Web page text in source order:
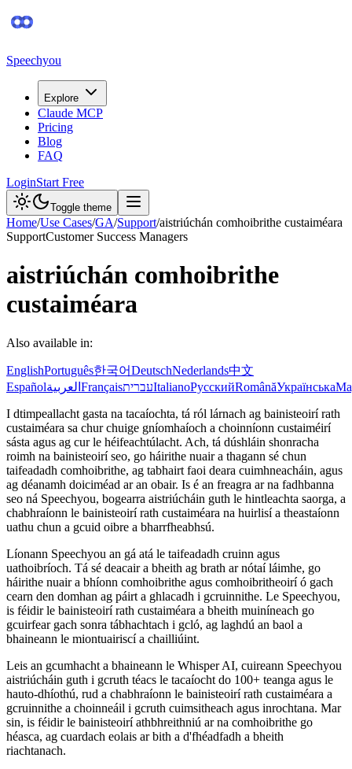
Speechyou
Explore
Claude MCP
Pricing
Blog
FAQ
LoginStart Free
Toggle theme
Home/Use Cases/GA/Support/aistriúchán comhoibrithe custaiméara
SupportCustomer Success Managers
aistriúchán comhoibrithe
custaiméara
Also available in:
EnglishPortuguês한국어DeutschNederlands中文
Españolالعربية FrançaisעבריתItalianoРусскийRomânăУкраїнська
I dtimpeallacht gasta na tacaíochta, tá ról lárnach ag bainisteoirí rath
custaiméara sa chur chuige gníomhaíoch a choinníonn custaiméirí
sásta agus ag cur le héifeachtúlacht. Ach, tá dúshláin shonracha
roimh na bainisteoirí seo, go háirithe nuair a thagann sé chun
taifeadadh comhoibrithe, ag tabhairt faoi deara cuimhneacháin, agus
ag déanamh doiciméad ar an obair. Is é an freagra ar na fadhbanna
seo ná Speechyou, bogearra aistriúcháin guth le hintleachta saorga, a
chabhraíonn le bainisteoirí rath custaiméara na huirlisí a theastaíonn
uathu chun a gcuid oibre a bharrfheabhsú.
Líonann Speechyou an gá atá le taifeadadh cruinn agus
uathoibríoch. Tá sé deacair a bheith ag brath ar nótaí láimhe, go
háirithe nuair a bhíonn comhoibrithe agus comhoibritheoirí ó gach
cearn den domhan ag páirt a ghlacadh i gcruinnithe. Le Speechyou,
is féidir le bainisteoirí rath custaiméara a bheith muiníneach go
gcuirfear gach sonra tábhachtach i gcló, ag laghdú an baol a
bhaineann le miontuairiscí a chailliúint.
Leis an gcumhacht a bhaineann le Whisper AI, cuireann Speechyou
aistriúcháin guth i gcruth téacs le tacaíocht do 100+ teanga agus le
hauto-dhíothú, rud a chabhraíonn le bainisteoirí rath custaiméara a
gcruinnithe a choinneáil i gcruth cuimsitheach agus inrochtana. Mar
sin, is féidir le bainisteoirí athbhreithniú ar na comhoibrithe go
héasca, ag cuardach eolais ar bith a d'fhéadfadh a bheith
riachtanach.